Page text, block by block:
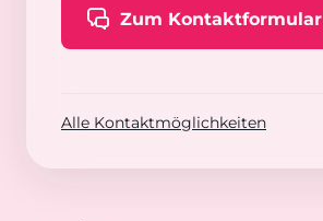
Zum Kontaktformular
Alle Kontaktmöglichkeiten